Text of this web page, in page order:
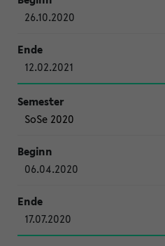
26.10.2020
12.02.2021
SoSe 2020
06.04.2020
17.07.2020